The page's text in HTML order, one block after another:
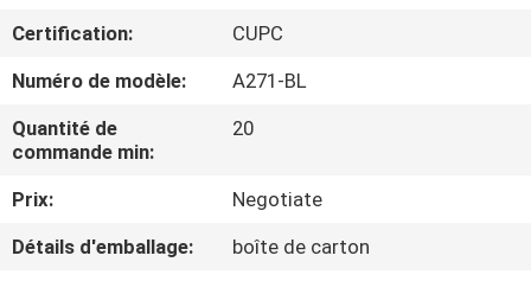
VISITE
D'USINE
CONTRÔLE
DE
QUALITÉ
Certification:
CUPC
Numéro de modèle:
A271-BL
Quantité de
commande min:
20
Prix:
Negotiate
Détails d'emballage:
boîte de carton